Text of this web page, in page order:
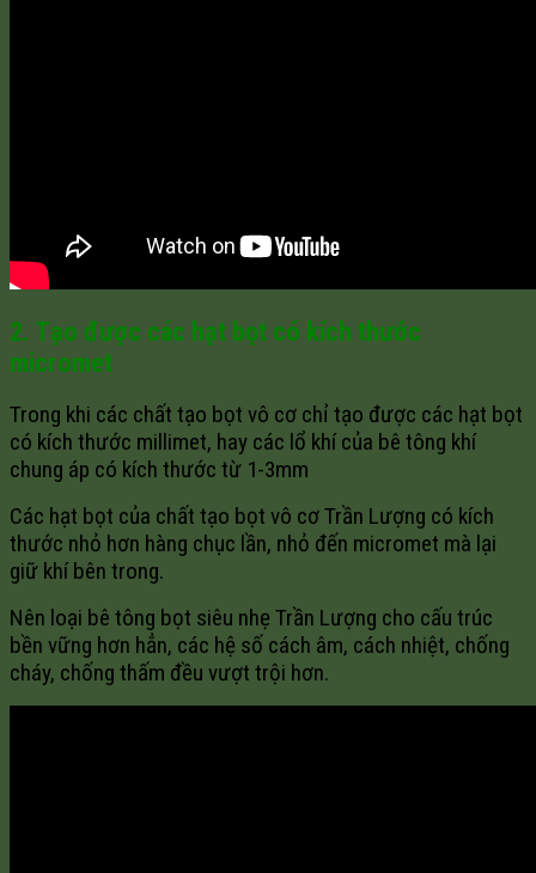
2. Tạo được các hạt bọt có kích thước
micromet
Trong khi các chất tạo bọt vô cơ chỉ tạo được các hạt bọt
có kích thước millimet, hay các lổ khí của bê tông khí
chung áp có kích thước từ 1-3mm
Các hạt bọt của chất tạo bọt vô cơ Trần Lượng có kích
thước nhỏ hơn hàng chục lần, nhỏ đến micromet mà lại
giữ khí bên trong.
Nên loại bê tông bọt siêu nhẹ Trần Lượng cho cấu trúc
bền vững hơn hẳn, các hệ số cách âm, cách nhiệt, chống
cháy, chống thấm đều vượt trội hơn.